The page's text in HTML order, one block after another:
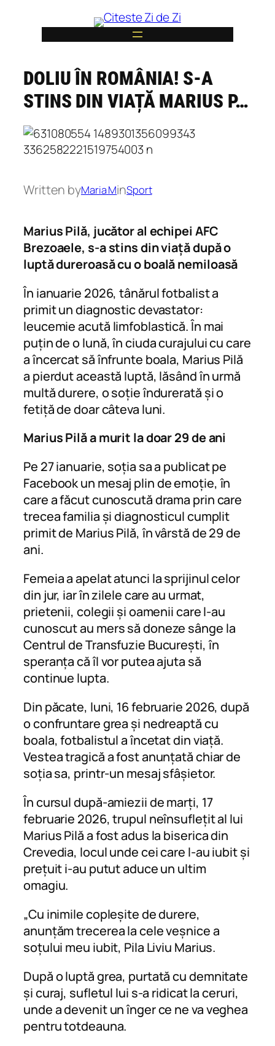
content
DOLIU ÎN ROMÂNIA! S-A
STINS DIN VIAȚĂ MARIUS P…
Written byMaria MinSport
Marius Pilă, jucător al echipei AFC
Brezoaele, s-a stins din viață după o
luptă dureroasă cu o boală nemiloasă
În ianuarie 2026, tânărul fotbalist a
primit un diagnostic devastator:
leucemie acută limfoblastică. În mai
puțin de o lună, în ciuda curajului cu care
a încercat să înfrunte boala, Marius Pilă
a pierdut această luptă, lăsând în urmă
multă durere, o soție îndurerată și o
fetiță de doar câteva luni.
Marius Pilă a murit la doar 29 de ani
Pe 27 ianuarie, soția sa a publicat pe
Facebook un mesaj plin de emoție, în
care a făcut cunoscută drama prin care
trecea familia și diagnosticul cumplit
primit de Marius Pilă, în vârstă de 29 de
ani.
Femeia a apelat atunci la sprijinul celor
din jur, iar în zilele care au urmat,
prietenii, colegii și oamenii care l-au
cunoscut au mers să doneze sânge la
Centrul de Transfuzie București, în
speranța că îl vor putea ajuta să
continue lupta.
Din păcate, luni, 16 februarie 2026, după
o confruntare grea și nedreaptă cu
boala, fotbalistul a încetat din viață.
Vestea tragică a fost anunțată chiar de
soția sa, printr-un mesaj sfâșietor.
În cursul după-amiezii de marți, 17
februarie 2026, trupul neînsuflețit al lui
Marius Pilă a fost adus la biserica din
Crevedia, locul unde cei care l-au iubit și
prețuit i-au putut aduce un ultim
omagiu.
„Cu inimile copleșite de durere,
anunțăm trecerea la cele veșnice a
soțului meu iubit, Pila Liviu Marius.
După o luptă grea, purtată cu demnitate
și curaj, sufletul lui s-a ridicat la ceruri,
unde a devenit un înger ce ne va veghea
pentru totdeauna.